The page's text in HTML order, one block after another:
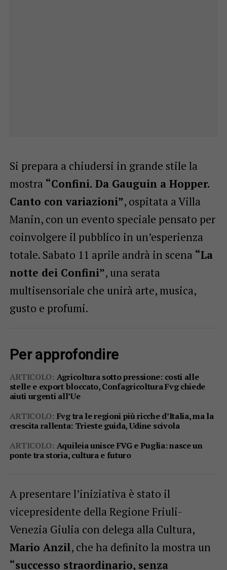
Si prepara a chiudersi in grande stile la
mostra “Confini. Da Gauguin a Hopper.
Canto con variazioni”, ospitata a Villa
Manin, con un evento speciale pensato per
coinvolgere il pubblico in un’esperienza
totale. Sabato 11 aprile andrà in scena “La
notte dei Confini”, una serata
multisensoriale che unirà arte, musica,
gusto e profumi.
Per approfondire
ARTICOLO: Agricoltura sotto pressione: costi alle
stelle e export bloccato, Confagricoltura Fvg chiede
aiuti urgenti all’Ue
ARTICOLO: Fvg tra le regioni più ricche d’Italia, ma la
crescita rallenta: Trieste guida, Udine scivola
ARTICOLO: Aquileia unisce FVG e Puglia: nasce un
ponte tra storia, cultura e futuro
A presentare l’iniziativa è stato il
vicepresidente della Regione Friuli-
Venezia Giulia con delega alla Cultura,
Mario Anzil, che ha definito la mostra un
“successo straordinario, senza